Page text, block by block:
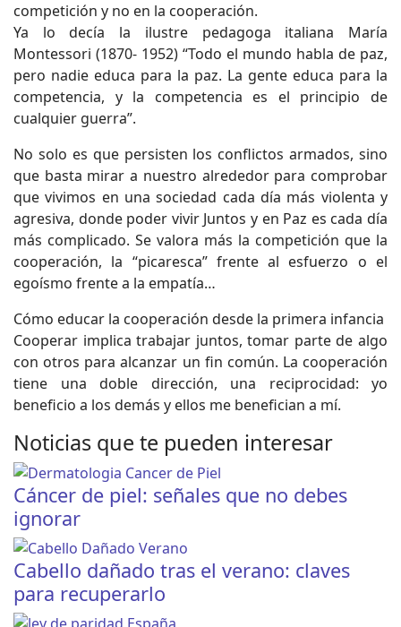
competición y no en la cooperación.
Ya lo decía la ilustre pedagoga italiana María
Montessori (1870- 1952) “Todo el mundo habla de paz,
pero nadie educa para la paz. La gente educa para la
competencia, y la competencia es el principio de
cualquier guerra”.
No solo es que persisten los conflictos armados, sino
que basta mirar a nuestro alrededor para comprobar
que vivimos en una sociedad cada día más violenta y
agresiva, donde poder vivir Juntos y en Paz es cada día
más complicado. Se valora más la competición que la
cooperación, la “picaresca” frente al esfuerzo o el
egoísmo frente a la empatía…
Cómo educar la cooperación desde la primera infancia
Cooperar implica trabajar juntos, tomar parte de algo
con otros para alcanzar un fin común. La cooperación
tiene una doble dirección, una reciprocidad: yo
beneficio a los demás y ellos me benefician a mí.
Noticias que te pueden interesar
Cáncer de piel: señales que no debes
ignorar
Cabello dañado tras el verano: claves
para recuperarlo